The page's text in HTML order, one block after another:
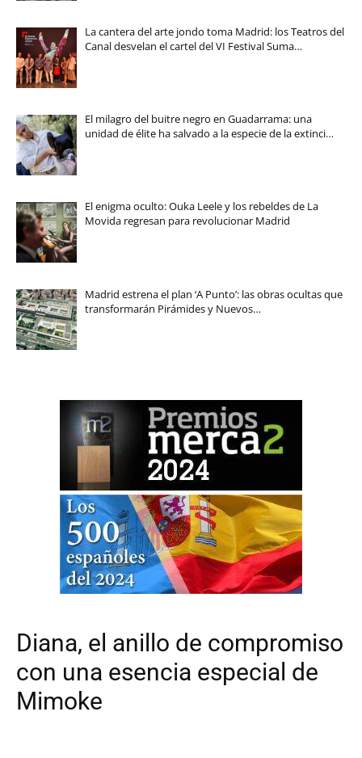
La cantera del arte jondo toma Madrid: los Teatros del
Canal desvelan el cartel del VI Festival Suma…
El milagro del buitre negro en Guadarrama: una
unidad de élite ha salvado a la especie de la extinci…
El enigma oculto: Ouka Leele y los rebeldes de La
Movida regresan para revolucionar Madrid
Madrid estrena el plan ‘A Punto’: las obras ocultas que
transformarán Pirámides y Nuevos…
Diana, el anillo de compromiso
con una esencia especial de
Mimoke